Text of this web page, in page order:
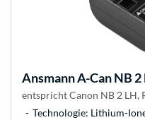
AnsmannA-Can NB
entspricht Canon NB 2 LH,
Technologie: Lithium-